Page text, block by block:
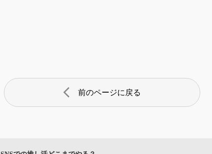
arrow_back_ios 前のページに戻る